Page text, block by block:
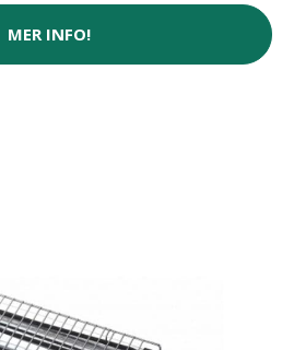
MER INFO!